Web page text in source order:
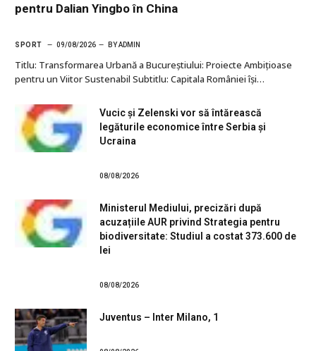
pentru Dalian Yingbo în China
SPORT 09/08/2026 BY ADMIN
Titlu: Transformarea Urbană a Bucureștiului: Proiecte Ambițioase
pentru un Viitor Sustenabil Subtitlu: Capitala României își…
Vucic și Zelenski vor să întărească
legăturile economice între Serbia și
Ucraina
08/08/2026
Ministerul Mediului, precizări după
acuzațiile AUR privind Strategia pentru
biodiversitate: Studiul a costat 373.600 de
lei
08/08/2026
Juventus – Inter Milano, 1